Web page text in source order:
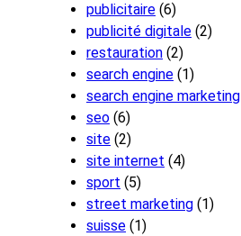
publicitaire (6)
publicité digitale (2)
restauration (2)
search engine (1)
search engine marketing
seo (6)
site (2)
site internet (4)
sport (5)
street marketing (1)
suisse (1)